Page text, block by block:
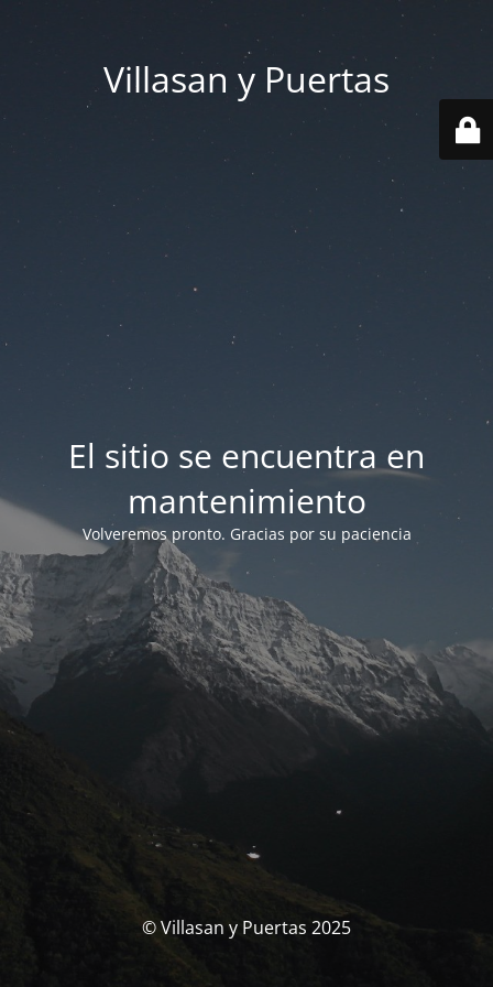
Villasan y Puertas
El sitio se encuentra en
mantenimiento
Volveremos pronto. Gracias por su paciencia
© Villasan y Puertas 2025